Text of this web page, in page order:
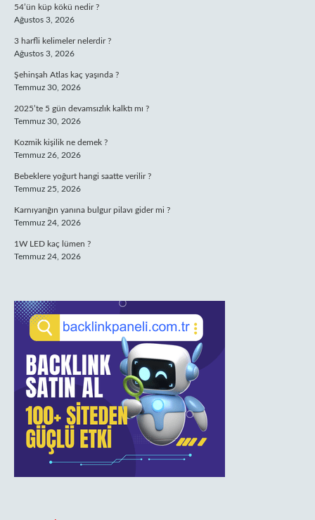
54’ün küp kökü nedir ?
Ağustos 3, 2026
3 harfli kelimeler nelerdir ?
Ağustos 3, 2026
Şehinşah Atlas kaç yaşında ?
Temmuz 30, 2026
2025’te 5 gün devamsızlık kalktı mı ?
Temmuz 30, 2026
Kozmik kişilik ne demek ?
Temmuz 26, 2026
Bebeklere yoğurt hangi saatte verilir ?
Temmuz 25, 2026
Karnıyarığın yanına bulgur pilavı gider mi ?
Temmuz 24, 2026
1W LED kaç lümen ?
Temmuz 24, 2026